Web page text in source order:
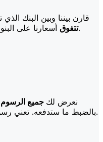
قارن بيننا وبين البنك
تتفوقأسعارنا على البنوك الكبرى، مما يزيد من قيمة تحويلك.
نعرض لك جميع
بالضبط ما ستدفعه. تعني رسومنا المنخفضة المزيد من التوفير لك.